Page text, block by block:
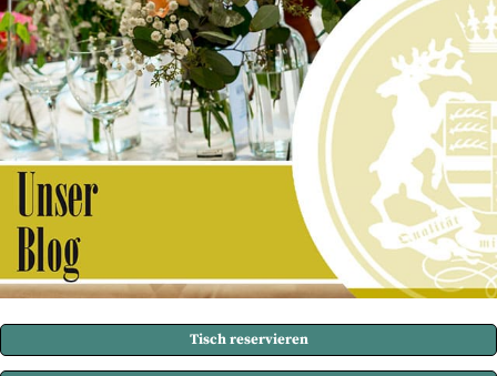
Tisch reservieren